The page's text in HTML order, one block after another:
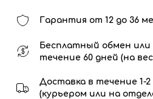
Гарантия от 12 до 36
Бесплатный обмен или
течение 60 дней (на
Доставка в течение 1-
(курьером или на